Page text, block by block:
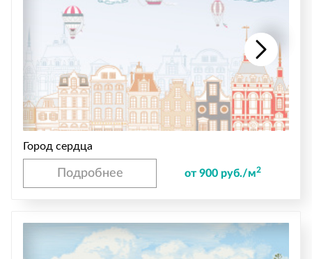
Город сердца
Подробнее от 900 руб./м2